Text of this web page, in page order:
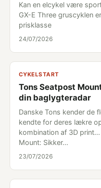
Kan en elcykel være
GX-E Three gruscyklen
prisklasse
24/07/2026
CYKELSTART
Tons Seatpost
din baglygteradar
Danske Tons kender de
kendte for deres lækre
kombination af 3D
Mount: Sikker…
23/07/2026